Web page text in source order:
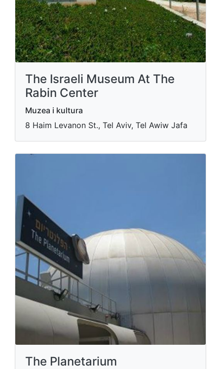
The Israeli Museum At The
Rabin Center
Muzea i kultura
8 Haim Levanon St., Tel Aviv, Tel Awiw Jafa
The Planetarium